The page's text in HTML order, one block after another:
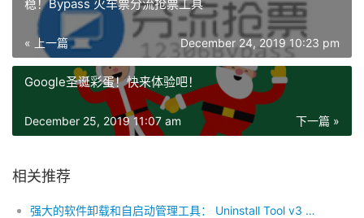
稳！Bypass 火车票分流抢票工具
« 上一篇 December 24, 2019 10:23 pm
Google圣诞彩蛋！快来体验吧！
下一篇 »
December 25, 2019 11:07 am
相关推荐
强大的软件卸载和自启动管理工具： Uninstall Tool v3 绿色破解版 单文件